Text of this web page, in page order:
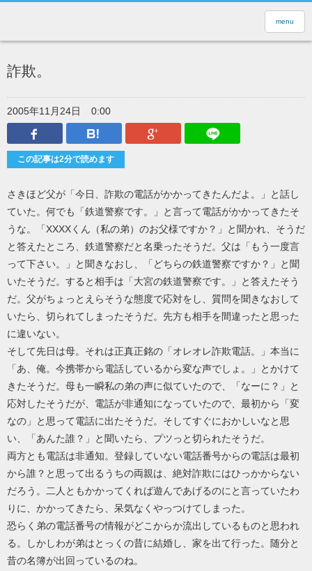
menu
詐欺。
2005年11月24日
0:00
Facebook
はてなブックマークGoogle Plus
この記事は2分で読めます
さきほど父が「今日、詐欺の電話がかかってきたんだよ。」と話し
ていた。何でも「鉄道警察です。」と言って電話がかかってきたそ
うな。「XXXXくん（私の弟）のお父様ですか？」と聞かれ、そうだ
と答えたところ、鉄道警察だと名乗ったそうだ。父は「もう一度言
って下さい。」と聞きなおし、「どちらの鉄道警察ですか？」と聞
いたそうだ。すると相手は「大宮の鉄道警察です。」と答えたそう
だ。父がちょっとえらそうな態度で応対をし、質問を聞きなおして
いたら、切られてしまったそうだ。先方も相手を間違ったと思った
に違いない。
そして先日は母。それは正真正銘の「オレオレ詐欺電話。」本当に
「あ、俺。今携帯から電話しているから変な声でしょ。」とかけて
きたそうだ。母も一瞬私の弟の声に似ていたので、「なーに？」と
応対したそうだが、電話が非通知になっていたので、最初から「変
なの」と思って電話に出たそうだ。そしてすぐにおかしいなと思
い、「あんた誰？」と聞いたら、プツっと切られたそうだ。
両方とも電話は非通知。登録していない電話番号からの電話は最初
から誰？と思って出るうちの両親は、絶対詐欺にはひっかからない
だろう。二人ともかかってくれば遊んであげるのにと言っていたわ
りに、かかってきたら、呆気なくやっつけてしまった。
恐らく弟の電話番号の情報がどこからか流出しているものと思われ
る。しかしわが弟はとっくの昔に結婚し、家を出て行った。随分と
昔の名簿が出回っているのね。